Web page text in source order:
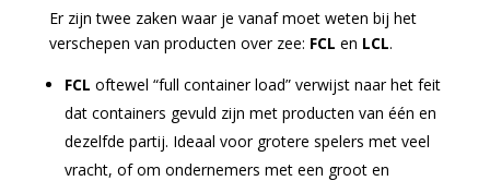
Er zijn twee zaken waar je vanaf moet weten bij het
verschepen van producten over zee: FCL en LCL.
FCL oftewel “full container load” verwijst naar het feit
dat containers gevuld zijn met producten van één en
dezelfde partij. Ideaal voor grotere spelers met veel
vracht, of om ondernemers met een groot en